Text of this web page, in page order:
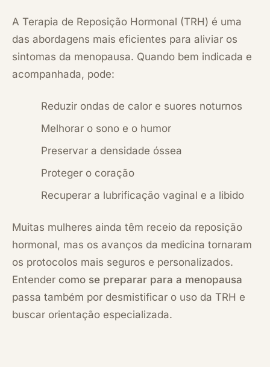
A Terapia de Reposição Hormonal (TRH) é uma
das abordagens mais eficientes para aliviar os
sintomas da menopausa. Quando bem indicada e
acompanhada, pode:
Reduzir ondas de calor e suores noturnos
Melhorar o sono e o humor
Preservar a densidade óssea
Proteger o coração
Recuperar a lubrificação vaginal e a libido
Muitas mulheres ainda têm receio da reposição
hormonal, mas os avanços da medicina tornaram
os protocolos mais seguros e personalizados.
Entender como se preparar para a menopausa
passa também por desmistificar o uso da TRH e
buscar orientação especializada.